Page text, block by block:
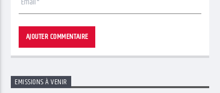
EMISSIONS À VENIR